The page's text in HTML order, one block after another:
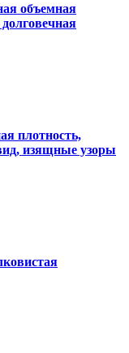
объемная
плотность,
изящные узоры